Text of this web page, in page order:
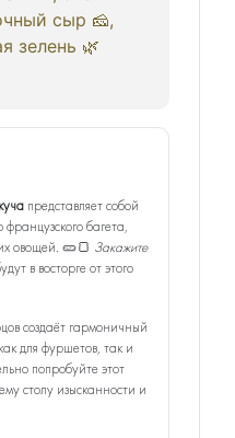
сыр 🧀,
зелень 🌿
представляет собой
багета,
овощей. 🥒🍞 Закажите
в восторге от этого
создаёт гармоничный
для фуршетов, так и
попробуйте этот
столу изысканности и